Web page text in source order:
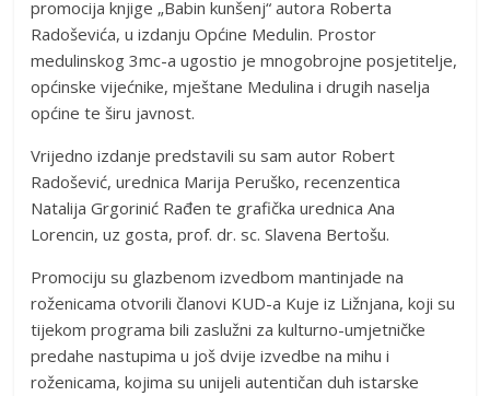
promocija knjige „Babin kunšenj“ autora Roberta
Radoševića, u izdanju Općine Medulin. Prostor
medulinskog 3mc-a ugostio je mnogobrojne posjetitelje,
općinske vijećnike, mještane Medulina i drugih naselja
općine te širu javnost.
Vrijedno izdanje predstavili su sam autor Robert
Radošević, urednica Marija Peruško, recenzentica
Natalija Grgorinić Rađen te grafička urednica Ana
Lorencin, uz gosta, prof. dr. sc. Slavena Bertošu.
Promociju su glazbenom izvedbom mantinjade na
roženicama otvorili članovi KUD-a Kuje iz Ližnjana, koji su
tijekom programa bili zaslužni za kulturno-umjetničke
predahe nastupima u još dvije izvedbe na mihu i
roženicama, kojima su unijeli autentičan duh istarske